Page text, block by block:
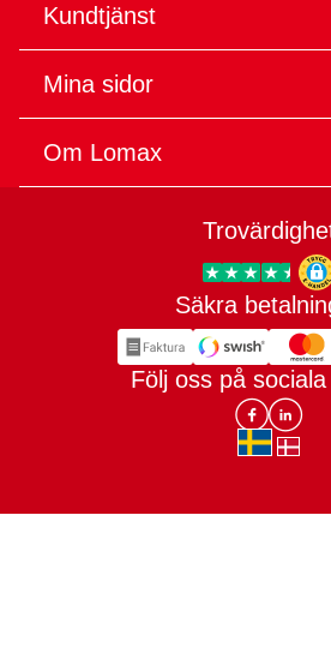
Kundtjänst
Mina sidor
Om Lomax
Säkra
Följ oss på
Lomax
sv-SEda-DK